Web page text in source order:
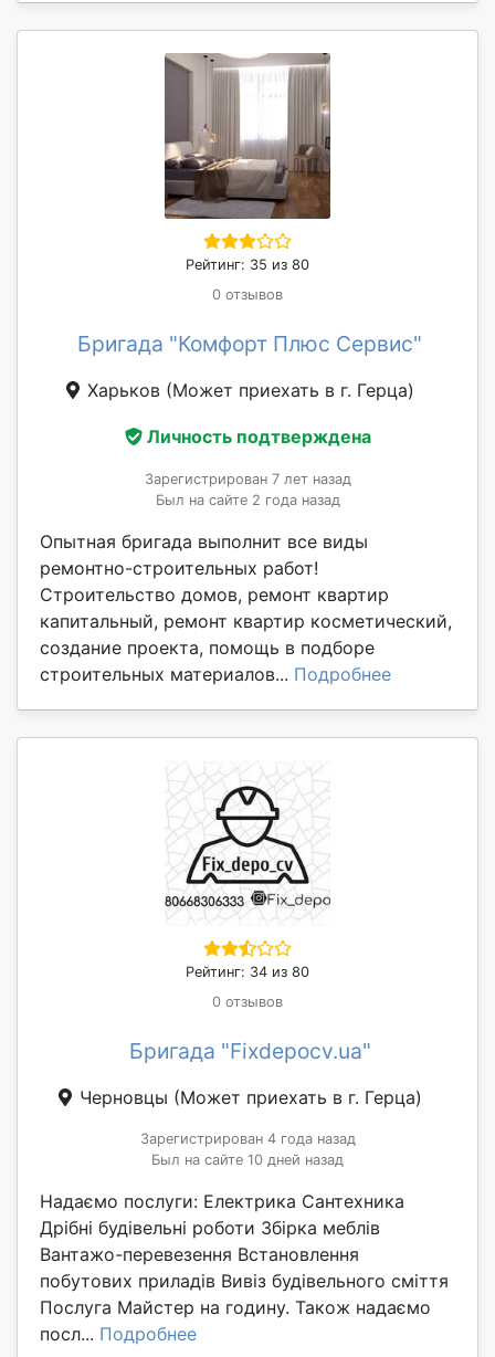
Рейтинг: 35 из 80
0 отзывов
Бригада "Комфорт Плюс Сервис"
Харьков (Может приехать в г. Герца)
Личность подтверждена
Зарегистрирован 7 лет назад
Был на сайте 2 года назад
Опытная бригада выполнит все виды
ремонтно-строительных работ!
Строительство домов, ремонт квартир
капитальный, ремонт квартир косметический,
создание проекта, помощь в подборе
строительных материалов... Подробнее
Рейтинг: 34 из 80
0 отзывов
Бригада "Fixdepocv.ua"
Черновцы (Может приехать в г. Герца)
Зарегистрирован 4 года назад
Был на сайте 10 дней назад
Надаємо послуги: Електрика Сантехника
Дрібні будівельні роботи Збірка меблів
Вантажо-перевезення Встановлення
побутових приладів Вивіз будівельного сміття
Послуга Майстер на годину. Також надаємо
посл... Подробнее